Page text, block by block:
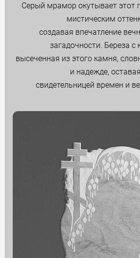
Серый мрамор окутывает этот
мистическим
создавая впечатление
загадочности. Береза с
высеченная из этого камня,
и надежде,
свидетельницей времен и